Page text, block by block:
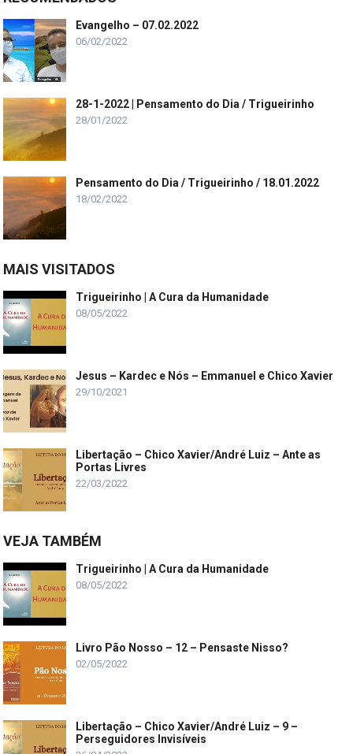
Evangelho – 07.02.2022
06/02/2022
28-1-2022 | Pensamento do Dia / Trigueirinho
28/01/2022
Pensamento do Dia / Trigueirinho / 18.01.2022
18/02/2022
MAIS VISITADOS
Trigueirinho | A Cura da Humanidade
08/05/2022
Jesus – Kardec e Nós – Emmanuel e Chico Xavier
29/10/2021
Libertação – Chico Xavier/André Luiz – Ante as
Portas Livres
22/03/2022
VEJA TAMBÉM
Trigueirinho | A Cura da Humanidade
08/05/2022
Livro Pão Nosso – 12 – Pensaste Nisso?
02/05/2022
Libertação – Chico Xavier/André Luiz – 9 –
Perseguidores Invisíveis